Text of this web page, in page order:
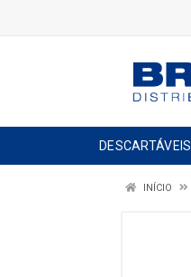
DESCARTÁVEIS
INÍCIO